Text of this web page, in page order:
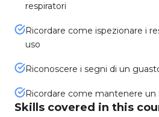
respiratori
Ricordare come ispezionare i
uso
Riconoscere i segni di un
Ricordare come mantenere un
Skills covered in this